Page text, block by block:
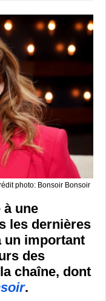
photo: Bonsoir Bonsoir
à une
les dernières
un important
des
chaîne, dont
.